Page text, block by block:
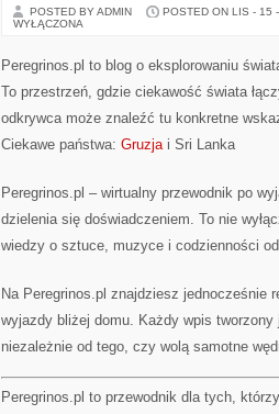
POSTED BY ADMIN POSTED ON LIS - 15
WYŁĄCZONA
Peregrinos.pl to blog o eksplorowaniu
To przestrzeń, gdzie ciekawość świata
odkrywca może znaleźć tu konkretne
Ciekawe państwa: Gruzjai Sri Lanka
Peregrinos.pl – wirtualny przewodnik po
dzielenia się doświadczeniem. To nie
wiedzy o sztuce, muzyce i codzienności
Na Peregrinos.pl znajdziesz jednocześnie
wyjazdy bliżej domu. Każdy wpis
niezależnie od tego, czy wolą samotne
Peregrinos.pl to przewodnik dla tych,